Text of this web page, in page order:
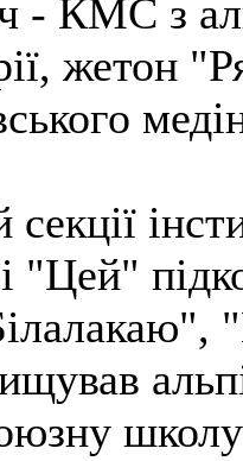
- КМС з
жетон
секції
"Цей"